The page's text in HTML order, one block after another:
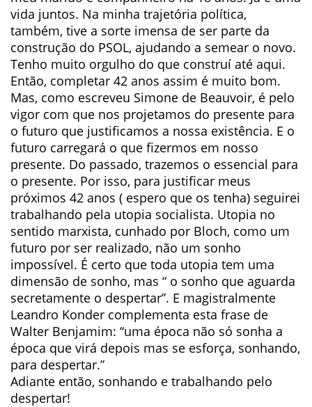
vida juntos. Na minha trajetória política,
também, tive a sorte imensa de ser parte da
construção do PSOL, ajudando a semear o novo.
Tenho muito orgulho do que construí até aqui.
Então, completar 42 anos assim é muito bom.
Mas, como escreveu Simone de Beauvoir, é pelo
vigor com que nos projetamos do presente para
o futuro que justificamos a nossa existência. E o
futuro carregará o que fizermos em nosso
presente. Do passado, trazemos o essencial para
o presente. Por isso, para justificar meus
próximos 42 anos ( espero que os tenha) seguirei
trabalhando pela utopia socialista. Utopia no
sentido marxista, cunhado por Bloch, como um
futuro por ser realizado, não um sonho
impossível. É certo que toda utopia tem uma
dimensão de sonho, mas “ o sonho que aguarda
secretamente o despertar”. E magistralmente
Leandro Konder complementa esta frase de
Walter Benjamim: “uma época não só sonha a
época que virá depois mas se esforça, sonhando,
para despertar.”
Adiante então, sonhando e trabalhando pelo
despertar!